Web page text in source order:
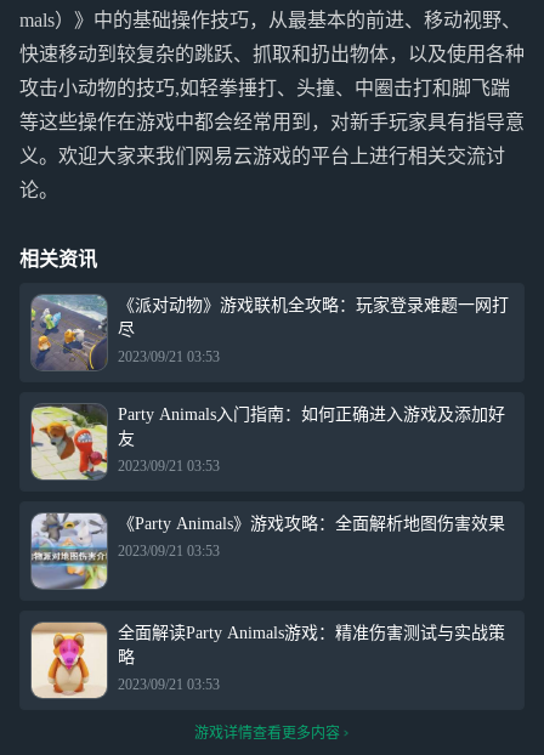
mals）》中的基础操作技巧，从最基本的前进、移动视野、
快速移动到较复杂的跳跃、抓取和扔出物体，以及使用各种
攻击小动物的技巧,如轻拳捶打、头撞、中圈击打和脚飞踹
等这些操作在游戏中都会经常用到，对新手玩家具有指导意
义。欢迎大家来我们网易云游戏的平台上进行相关交流讨
论。
相关资讯
《派对动物》游戏联机全攻略：玩家登录难题一网打
尽
2023/09/21 03:53
Party Animals入门指南：如何正确进入游戏及添加好
友
2023/09/21 03:53
《Party Animals》游戏攻略：全面解析地图伤害效果
2023/09/21 03:53
全面解读Party Animals游戏：精准伤害测试与实战策
略
2023/09/21 03:53
游戏详情查看更多内容